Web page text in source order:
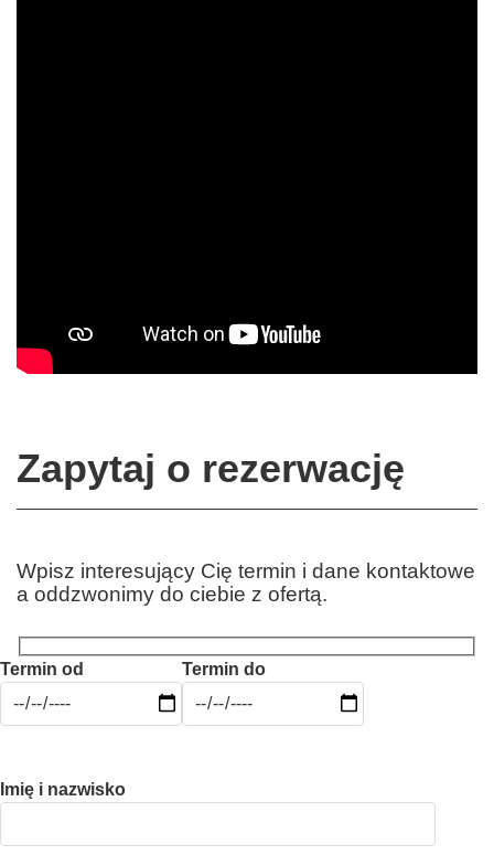
Zapytaj o rezerwację
Wpisz interesujący Cię termin i dane kontaktowe
a oddzwonimy do ciebie z ofertą.
Termin od Termin do
Imię i nazwisko